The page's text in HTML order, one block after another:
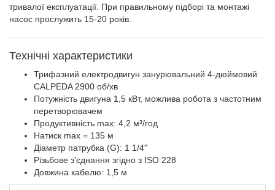
тривалої експлуатації. При правильному підборі та монтажі
насос прослужить 15-20 років.
Технічні характеристики
Трифазний електродвигун занурювальний 4-дюймовий
CALPEDA 2900 об/хв
Потужність двигуна 1,5 кВт, можлива робота з частотним
перетворювачем
Продуктивність max: 4,2 м³/год
Натиск max = 135 м
Діаметр патрубка (G): 1 1/4"
Різьбове з'єднання згідно з ISO 228
Довжина кабелю: 1,5 м